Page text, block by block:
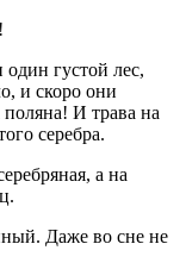
густой лес,
и скоро они
И трава на
серебра.
а на
Даже во сне не